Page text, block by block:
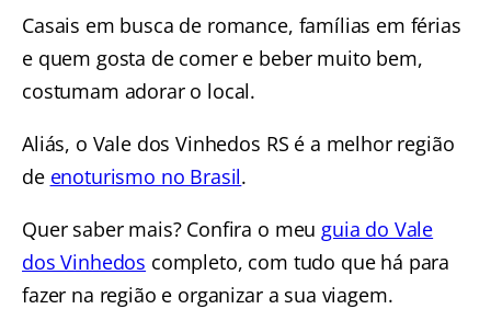
Casais em busca de romance, famílias em férias
e quem gosta de comer e beber muito bem,
costumam adorar o local.
Aliás, o Vale dos Vinhedos RS é a melhor região
de enoturismo no Brasil.
Quer saber mais? Confira o meu guia do Vale
dos Vinhedos completo, com tudo que há para
fazer na região e organizar a sua viagem.